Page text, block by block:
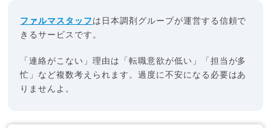
ファルマスタッフ は日本調剤グループが運営する信頼で
きるサービスです。
「連絡がこない」理由は「転職意欲が低い」「担当が多
忙」など複数考えられます。過度に不安になる必要はあ
りませんよ。